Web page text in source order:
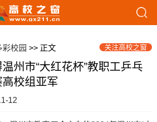
彩校园 >> 正文 关注高校之窗
州市“大红花杯”教职工乒乓
校组亚军
12